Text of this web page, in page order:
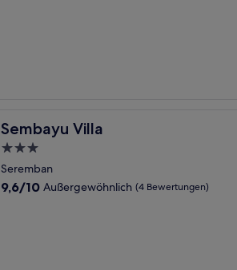
Sembayu Villa
Sembayu Villa
3.0-
Sterne-
Unterkunft
Seremban
9.6
9,6/10 Außergewöhnlich (4 Bewertungen)